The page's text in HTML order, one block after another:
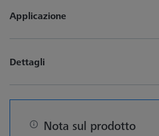
Applicazione
Dettagli
Nota sul prodotto